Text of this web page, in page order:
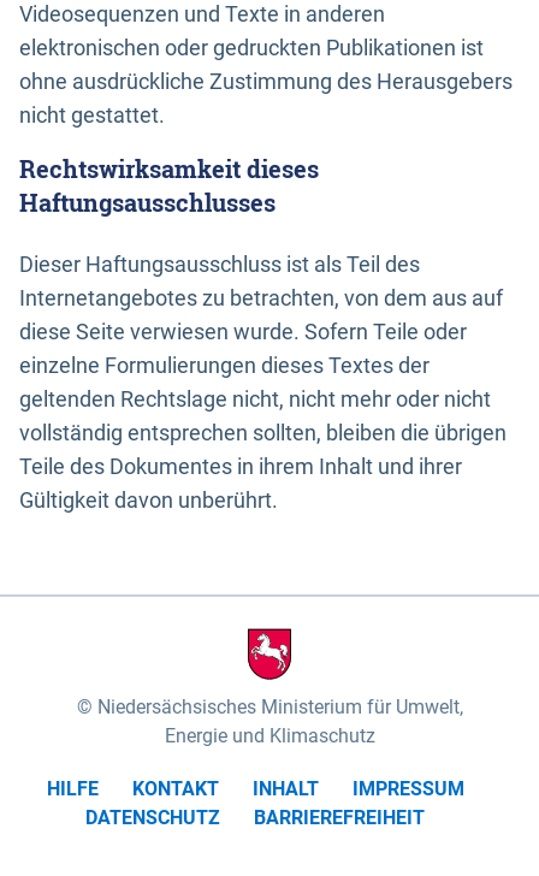
Videosequenzen und Texte in anderen
elektronischen oder gedruckten Publikationen ist
ohne ausdrückliche Zustimmung des Herausgebers
nicht gestattet.
Rechtswirksamkeit dieses
Haftungsausschlusses
Dieser Haftungsausschluss ist als Teil des
Internetangebotes zu betrachten, von dem aus auf
diese Seite verwiesen wurde. Sofern Teile oder
einzelne Formulierungen dieses Textes der
geltenden Rechtslage nicht, nicht mehr oder nicht
vollständig entsprechen sollten, bleiben die übrigen
Teile des Dokumentes in ihrem Inhalt und ihrer
Gültigkeit davon unberührt.
Niedersächsisches Ministerium für Umwelt,
Energie und Klimaschutz
HILFE KONTAKT INHALT
IMPRESSUM
DATENSCHUTZ
BARRIEREFREIHEIT